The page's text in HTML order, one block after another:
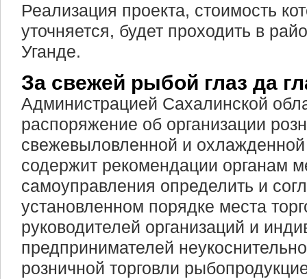
Реализация проекта, стоимость
уточняется, будет проходить в
Уганде.
За свежей рыбой глаз да
Администрацией Сахалинской
распоряжение об организации
свежевыловленной и
содержит рекомендации органам
самоуправления определить и
установленном порядке места
руководителей организаций и
предпринимателей
розничной торговли